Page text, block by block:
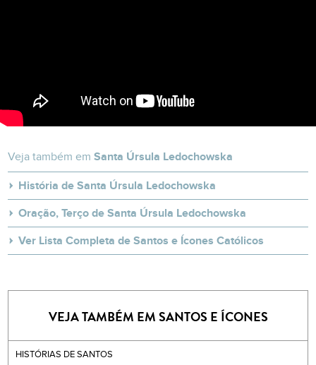
Veja também emSanta Úrsula Ledochowska
História de Santa Úrsula Ledochowska
Oração, Terço de Santa Úrsula Ledochowska
Ver Lista Completa de Santos e Ícones Católicos
VEJA TAMBÉM EM SANTOS E ÍCONES
HISTÓRIAS DE SANTOS